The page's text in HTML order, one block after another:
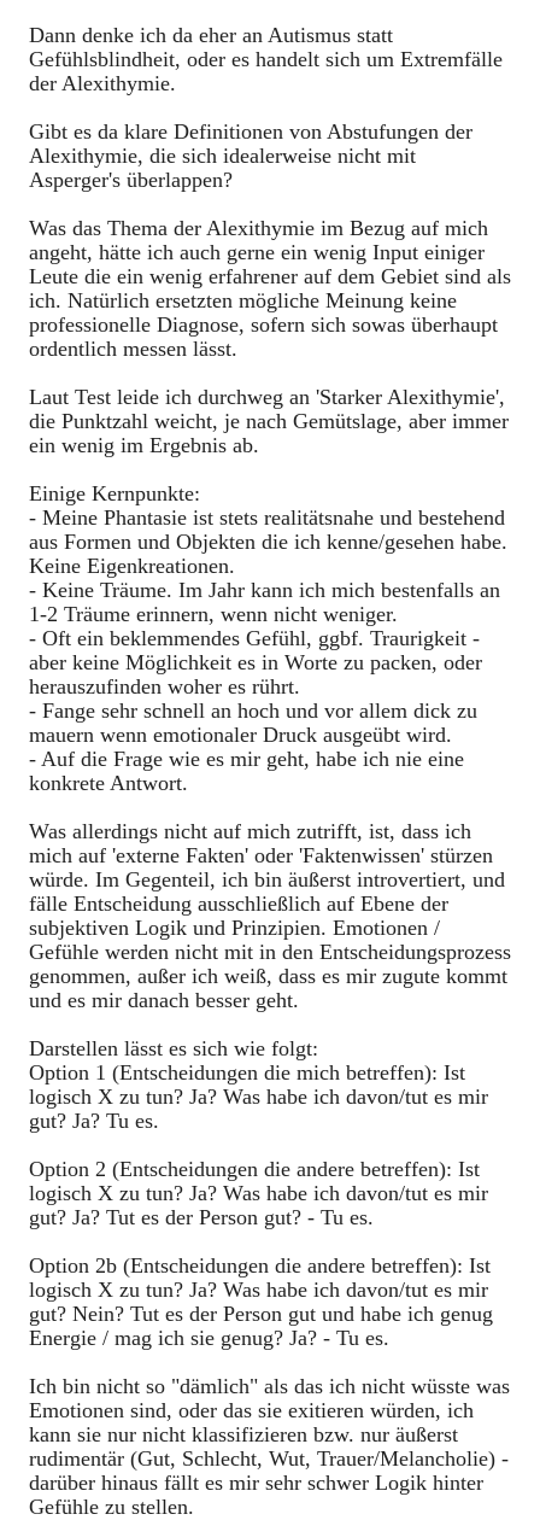
Dann denke ich da eher an Autismus statt
Gefühlsblindheit, oder es handelt sich um Extremfälle
der Alexithymie.
Gibt es da klare Definitionen von Abstufungen der
Alexithymie, die sich idealerweise nicht mit
Asperger's überlappen?
Was das Thema der Alexithymie im Bezug auf mich
angeht, hätte ich auch gerne ein wenig Input einiger
Leute die ein wenig erfahrener auf dem Gebiet sind als
ich. Natürlich ersetzten mögliche Meinung keine
professionelle Diagnose, sofern sich sowas überhaupt
ordentlich messen lässt.
Laut Test leide ich durchweg an 'Starker Alexithymie',
die Punktzahl weicht, je nach Gemütslage, aber immer
ein wenig im Ergebnis ab.
Einige Kernpunkte:
- Meine Phantasie ist stets realitätsnahe und bestehend
aus Formen und Objekten die ich kenne/gesehen habe.
Keine Eigenkreationen.
- Keine Träume. Im Jahr kann ich mich bestenfalls an
1-2 Träume erinnern, wenn nicht weniger.
- Oft ein beklemmendes Gefühl, ggbf. Traurigkeit -
aber keine Möglichkeit es in Worte zu packen, oder
herauszufinden woher es rührt.
- Fange sehr schnell an hoch und vor allem dick zu
mauern wenn emotionaler Druck ausgeübt wird.
- Auf die Frage wie es mir geht, habe ich nie eine
konkrete Antwort.
Was allerdings nicht auf mich zutrifft, ist, dass ich
mich auf 'externe Fakten' oder 'Faktenwissen' stürzen
würde. Im Gegenteil, ich bin äußerst introvertiert, und
fälle Entscheidung ausschließlich auf Ebene der
subjektiven Logik und Prinzipien. Emotionen /
Gefühle werden nicht mit in den Entscheidungsprozess
genommen, außer ich weiß, dass es mir zugute kommt
und es mir danach besser geht.
Darstellen lässt es sich wie folgt:
Option 1 (Entscheidungen die mich betreffen): Ist
logisch X zu tun? Ja? Was habe ich davon/tut es mir
gut? Ja? Tu es.
Option 2 (Entscheidungen die andere betreffen): Ist
logisch X zu tun? Ja? Was habe ich davon/tut es mir
gut? Ja? Tut es der Person gut? - Tu es.
Option 2b (Entscheidungen die andere betreffen): Ist
logisch X zu tun? Ja? Was habe ich davon/tut es mir
gut? Nein? Tut es der Person gut und habe ich genug
Energie / mag ich sie genug? Ja? - Tu es.
Ich bin nicht so "dämlich" als das ich nicht wüsste was
Emotionen sind, oder das sie exitieren würden, ich
kann sie nur nicht klassifizieren bzw. nur äußerst
rudimentär (Gut, Schlecht, Wut, Trauer/Melancholie) -
darüber hinaus fällt es mir sehr schwer Logik hinter
Gefühle zu stellen.